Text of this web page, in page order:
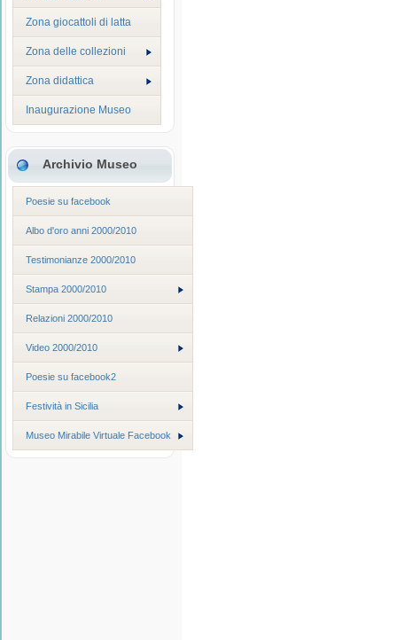
Zona giocattoli di latta
Zona delle collezioni
Zona didattica
Inaugurazione Museo
Archivio Museo
Poesie su facebook
Albo d'oro anni 2000/2010
Testimonianze 2000/2010
Stampa 2000/2010
Relazioni 2000/2010
Video 2000/2010
Poesie su facebook2
Festività in Sicilia
Museo Mirabile Virtuale Facebook